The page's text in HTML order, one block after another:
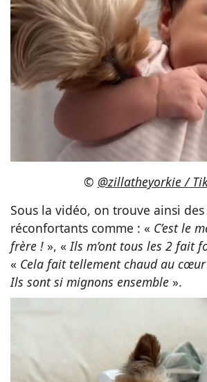
© @zillatheyorkie /
Sous la vidéo, on trouve ainsi des
réconfortants comme : « C’est le
frère ! », « Ils m’ont tous les 2 fait
« Cela fait tellement chaud au cœur
Ils sont si mignons ensemble ».